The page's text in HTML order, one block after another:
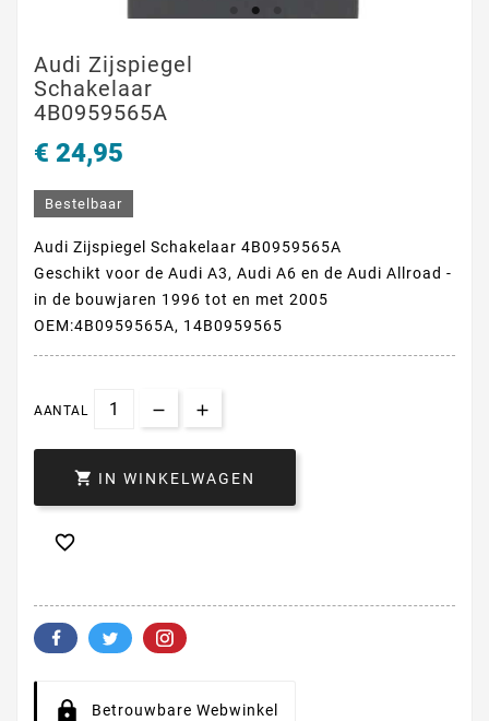
Audi Zijspiegel
Schakelaar
4B0959565A
€ 24,95
Bestelbaar
Audi Zijspiegel Schakelaar 4B0959565A
Geschikt voor de Audi A3, Audi A6 en de Audi Allroad -
in de bouwjaren 1996 tot en met 2005
OEM:4B0959565A, 14B0959565
AANTAL
 IN WINKELWAGEN

Betrouwbare Webwinkel